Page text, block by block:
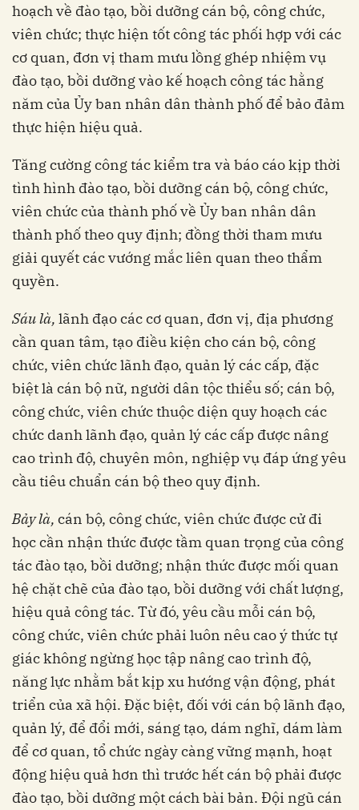
hoạch về đào tạo, bồi dưỡng cán bộ, công chức,
viên chức; thực hiện tốt công tác phối hợp với các
cơ quan, đơn vị tham mưu lồng ghép nhiệm vụ
đào tạo, bồi dưỡng vào kế hoạch công tác hằng
năm của Ủy ban nhân dân thành phố để bảo đảm
thực hiện hiệu quả.
Tăng cường công tác kiểm tra và báo cáo kịp thời
tình hình đào tạo, bồi dưỡng cán bộ, công chức,
viên chức của thành phố về Ủy ban nhân dân
thành phố theo quy định; đồng thời tham mưu
giải quyết các vướng mắc liên quan theo thẩm
quyền.
Sáu là, lãnh đạo các cơ quan, đơn vị, địa phương
cần quan tâm, tạo điều kiện cho cán bộ, công
chức, viên chức lãnh đạo, quản lý các cấp, đặc
biệt là cán bộ nữ, người dân tộc thiểu số; cán bộ,
công chức, viên chức thuộc diện quy hoạch các
chức danh lãnh đạo, quản lý các cấp được nâng
cao trình độ, chuyên môn, nghiệp vụ đáp ứng yêu
cầu tiêu chuẩn cán bộ theo quy định.
Bảy là, cán bộ, công chức, viên chức được cử đi
học cần nhận thức được tầm quan trọng của công
tác đào tạo, bồi dưỡng; nhận thức được mối quan
hệ chặt chẽ của đào tạo, bồi dưỡng với chất lượng,
hiệu quả công tác. Từ đó, yêu cầu mỗi cán bộ,
công chức, viên chức phải luôn nêu cao ý thức tự
giác không ngừng học tập nâng cao trình độ,
năng lực nhằm bắt kịp xu hướng vận động, phát
triển của xã hội. Đặc biệt, đối với cán bộ lãnh đạo,
quản lý, để đổi mới, sáng tạo, dám nghĩ, dám làm
để cơ quan, tổ chức ngày càng vững mạnh, hoạt
động hiệu quả hơn thì trước hết cán bộ phải được
đào tạo, bồi dưỡng một cách bài bản. Đội ngũ cán